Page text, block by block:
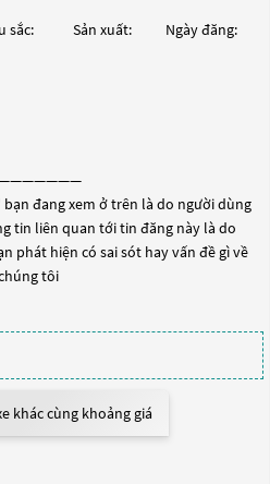
sắc: Sản xuất: Ngày đăng:
bạn đang xem ở trên là do người dùng
tin liên quan tới tin đăng này là do
phát hiện có sai sót hay vấn đề gì về
tôi
khác cùng khoảng giá